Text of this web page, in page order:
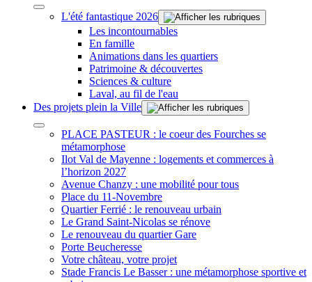
L'été fantastique 2026
Les incontournables
En famille
Animations dans les quartiers
Patrimoine & découvertes
Sciences & culture
Laval, au fil de l'eau
Des projets plein la Ville
PLACE PASTEUR : le coeur des Fourches se
métamorphose
Ilot Val de Mayenne : logements et commerces à
l’horizon 2027
Avenue Chanzy : une mobilité pour tous
Place du 11-Novembre
Quartier Ferrié : le renouveau urbain
Le Grand Saint-Nicolas se rénove
Le renouveau du quartier Gare
Porte Beucheresse
Votre château, votre projet
Stade Francis Le Basser : une métamorphose sportive et